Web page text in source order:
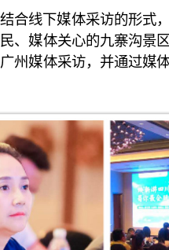
合线下媒体采访的形式
、媒体关心的九寨沟景
州媒体采访，并通过媒